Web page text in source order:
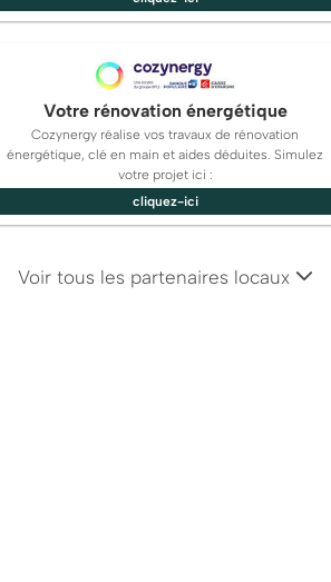
Votre rénovation énergétique
Cozynergy réalise vos travaux de rénovation
énergétique, clé en main et aides déduites. Simulez
votre projet ici :
cliquez-ici
Voir tous les partenaires locaux